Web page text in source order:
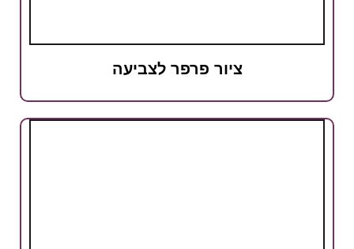
ציור פרפר לצביעה